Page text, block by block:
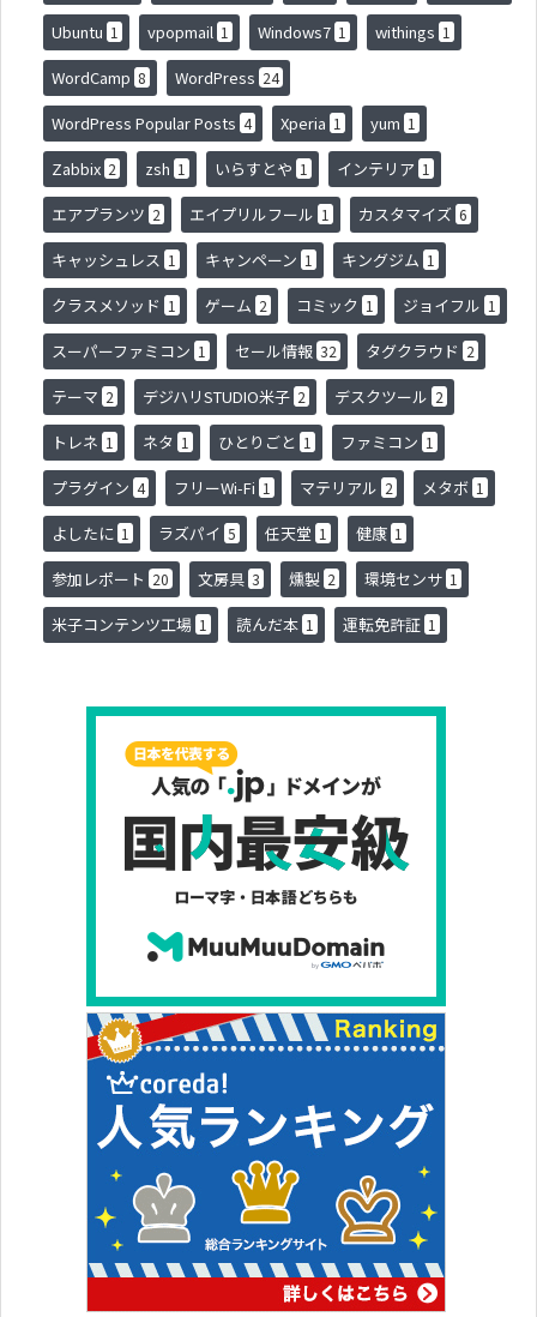
Ubuntu 1 vpopmail 1 Windows7 1 withings 1
WordCamp 8 WordPress 24
WordPress Popular Posts 4 Xperia 1 yum 1
Zabbix 2 zsh 1 いらすとや 1 インテリア 1
エアプランツ 2 エイプリルフール 1 カスタマイズ 6
キャッシュレス 1 キャンペーン 1 キングジム 1
クラスメソッド 1 ゲーム 2 コミック 1 ジョイフル 1
スーパーファミコン 1 セール情報 32 タグクラウド 2
テーマ 2 デジハリSTUDIO米子 2 デスクツール 2
トレネ 1 ネタ 1 ひとりごと 1 ファミコン 1
プラグイン 4 フリーWi-Fi 1 マテリアル 2 メタボ 1
よしたに 1 ラズパイ 5 任天堂 1 健康 1
参加レポート 20 文房具 3 燻製 2 環境センサ 1
米子コンテンツ工場 1 読んだ本 1 運転免許証 1